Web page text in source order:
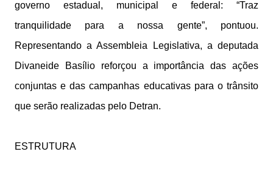
governo estadual, municipal e federal: “Traz
tranquilidade para a nossa gente”, pontuou.
Representando a Assembleia Legislativa, a deputada
Divaneide Basílio reforçou a importância das ações
conjuntas e das campanhas educativas para o trânsito
que serão realizadas pelo Detran.
ESTRUTURA